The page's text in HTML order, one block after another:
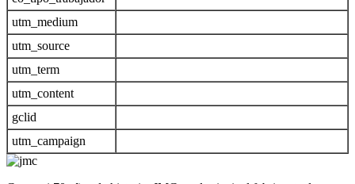
utm_medium
utm_source
utm_term
utm_content
gclid
utm_campaign